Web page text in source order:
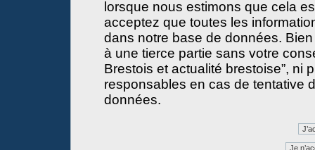
lorsque nous estimons que cela
acceptez que toutes les
dans notre base de données.
à une tierce partie sans votre
Brestois et actualité brestoise”, ni
responsables en cas de tentative
données.